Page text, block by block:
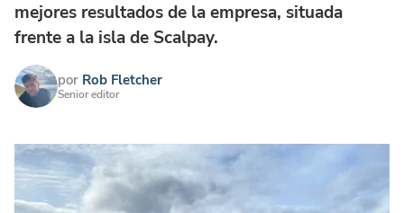
mejores resultados de la empresa, situada
frente a la isla de Scalpay.
por Rob Fletcher
Senior editor